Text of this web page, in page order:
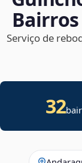
Bairros
Serviço de
32